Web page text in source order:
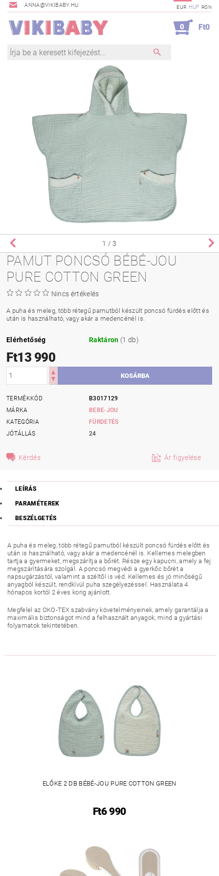
ANNA@VIKIBABY.HU EUR HUF RON
0 Ft0
1 / 3
PAMUT PONCSÓ BÉBÉ-JOU
PURE COTTON GREEN
Nincs értékelés
A puha és meleg, több rétegű pamutból készült poncsó fürdés előtt és
után is használható, vagy akár a medencénél is.
Elérhetőség Raktáron (1 db)
Ft13 990
TERMÉKKÓD
B3017129
MÁRKA
BEBE-JOU
KATEGÓRIA
FÜRDETÉS
JÓTÁLLÁS
24
Kérdés Ár figyelése
LEÍRÁS
PARAMÉTEREK
BESZÉLGETÉS
A puha és meleg, több rétegű pamutból készült poncsó fürdés előtt és
után is használható, vagy akár a medencénél is. Kellemes melegben
tartja a gyermeket, megszárítja a bőrét. Része egy kapucni, amely a fej
megszárítására szolgál. A poncsó megvédi a gyerkőc bőrét a
napsugárzástól, valamint a széltől is véd. Kellemes és jó minőségű
anyagból készült, rendkívül puha szegélyezéssel. Használata 4
hónapos kortól 2 éves korig ajánlott.
Megfelel az OKO-TEX szabvány követelményeinek, amely garantálja a
maximális biztonságot mind a felhasznált anyagok, mind a gyártási
folyamatok tekintetében.
ELŐKE 2 DB BÉBÉ-JOU PURE COTTON GREEN
Ft6 990